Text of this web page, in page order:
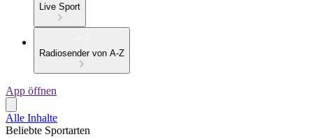
Live Sport
Radiosender von A-Z
App öffnen
Alle Inhalte
Beliebte Sportarten